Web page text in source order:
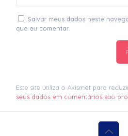
Salvar meus dados neste
que eu comentar.
Este site utiliza o Akismet para
seus dados em comentários são